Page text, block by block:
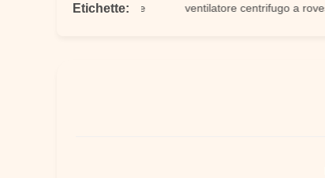
Etichette:
del ventilatore ventilatore centrifugo a rovescio